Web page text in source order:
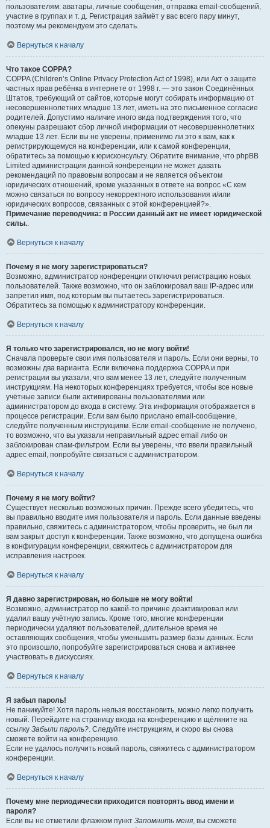
пользователям: аватары, личные сообщения, отправка email-сообщений,
участие в группах и т. д. Регистрация займёт у вас всего пару минут,
поэтому мы рекомендуем это сделать.
Вернуться к началу
Что такое COPPA?
COPPA (Children’s Online Privacy Protection Act of 1998), или Акт о защите
частных прав ребёнка в интернете от 1998 г. — это закон Соединённых
Штатов, требующий от сайтов, которые могут собирать информацию от
несовершеннолетних младше 13 лет, иметь на это письменное согласие
родителей. Допустимо наличие иного вида подтверждения того, что
опекуны разрешают сбор личной информации от несовершеннолетних
младше 13 лет. Если вы не уверены, применимо ли это к вам, как к
регистрирующемуся на конференции, или к самой конференции,
обратитесь за помощью к юрисконсульту. Обратите внимание, что phpBB
Limited администрация данной конференции не может давать
рекомендаций по правовым вопросам и не является объектом
юридических отношений, кроме указанных в ответе на вопрос «С кем
можно связаться по вопросу некорректного использования и/или
юридических вопросов, связанных с этой конференцией?».
Примечание переводчика: в России данный акт не имеет юридической
силы..
Вернуться к началу
Почему я не могу зарегистрироваться?
Возможно, администратор конференции отключил регистрацию новых
пользователей. Также возможно, что он заблокировал ваш IP-адрес или
запретил имя, под которым вы пытаетесь зарегистрироваться.
Обратитесь за помощью к администратору конференции.
Вернуться к началу
Я только что зарегистрировался, но не могу войти!
Сначала проверьте свои имя пользователя и пароль. Если они верны, то
возможны два варианта. Если включена поддержка COPPA и при
регистрации вы указали, что вам менее 13 лет, следуйте полученным
инструкциям. На некоторых конференциях требуется, чтобы все новые
учётные записи были активированы пользователями или
администратором до входа в систему. Эта информация отображается в
процессе регистрации. Если вам было прислано email-сообщение,
следуйте полученным инструкциям. Если email-сообщение не получено,
то возможно, что вы указали неправильный адрес email либо он
заблокирован спам-фильтром. Если вы уверены, что ввели правильный
адрес email, попробуйте связаться с администратором.
Вернуться к началу
Почему я не могу войти?
Существует несколько возможных причин. Прежде всего убедитесь, что
вы правильно вводите имя пользователя и пароль. Если данные введены
правильно, свяжитесь с администратором, чтобы проверить, не был ли
вам закрыт доступ к конференции. Также возможно, что допущена ошибка
в конфигурации конференции, свяжитесь с администратором для
исправления настроек.
Вернуться к началу
Я давно зарегистрирован, но больше не могу войти!
Возможно, администратор по какой-то причине деактивировал или
удалил вашу учётную запись. Кроме того, многие конференции
периодически удаляют пользователей, длительное время не
оставляющих сообщения, чтобы уменьшить размер базы данных. Если
это произошло, попробуйте зарегистрироваться снова и активнее
участвовать в дискуссиях.
Вернуться к началу
Я забыл пароль!
Не паникуйте! Хотя пароль нельзя восстановить, можно легко получить
новый. Перейдите на страницу входа на конференцию и щёлкните на
ссылку Забыли пароль?. Следуйте инструкциям, и скоро вы снова
сможете войти на конференцию.
Если не удалось получить новый пароль, свяжитесь с администратором
конференции.
Вернуться к началу
Почему мне периодически приходится повторять ввод имени и
пароля?
Если вы не отметили флажком пункт Запомнить меня, вы сможете